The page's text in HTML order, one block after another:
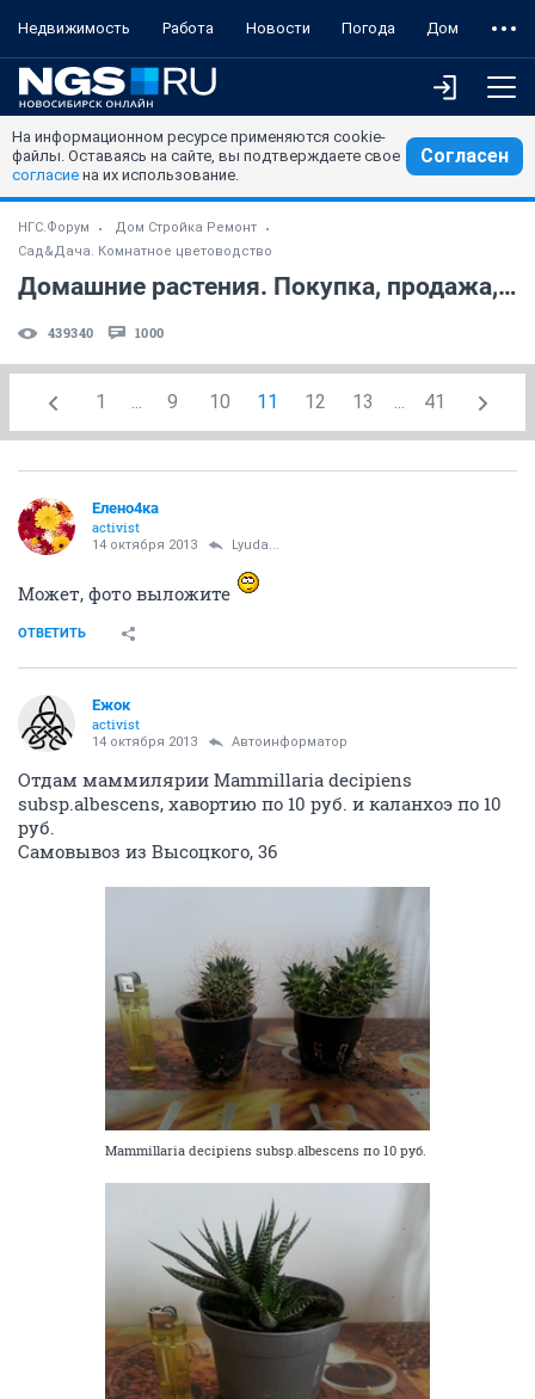
Недвижимость Работа Новости Погода Дом
На информационном ресурсе применяются cookie-
файлы. Оставаясь на сайте, вы подтверждаете свое
согласие на их использование.
Согласен
НГС.Форум
Дом Стройка Ремонт
Сад&Дача. Комнатное цветоводство
Домашние растения. Покупка, продажа, поиск. (часть 6)
439340 1000
1 ... 9 10 11 12 13 ... 41
Елено4ка
activist
14 октября 2013 Lyuda...
Может, фото выложите
ОТВЕТИТЬ
Ежок
activist
14 октября 2013 Автоинформатор
Отдам маммилярии Mammillaria decipiens
subsp.albescens, хавортию по 10 руб. и каланхоэ по 10
руб.
Самовывоз из Высоцкого, 36
Mammillaria decipiens subsp.albescens по 10 руб.